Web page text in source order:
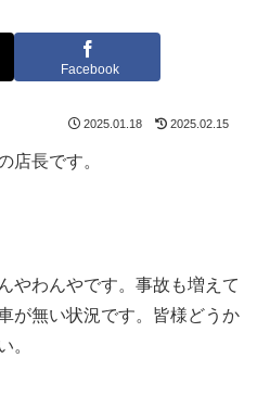
Facebook
2025.01.18 2025.02.15
店長です。
やわんやです。事故も増えて
が無い状況です。皆様どうか
。